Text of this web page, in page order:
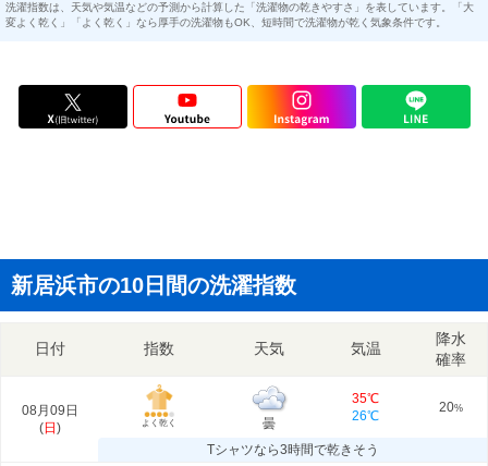
洗濯指数は、天気や気温などの予測から計算した「洗濯物の乾きやすさ」を表しています。「大
変よく乾く」「よく乾く」なら厚手の洗濯物もOK、短時間で洗濯物が乾く気象条件です。
新居浜市の10日間の洗濯指数
日付 指数 天気 気温
降水
確率
08月09日
(日 ) よく乾く 曇
35℃
26℃
20%
Tシャツなら3時間で乾きそう